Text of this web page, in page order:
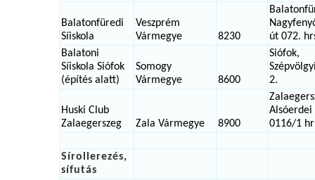
Balatonfüredi
Síiskola
Veszprém
Vármegye
8230
út 072.
Balatoni
Síiskola Siófok
(építés alatt)
Somogy
Vármegye
8600
Siófok,
2.
Huski Club
Zalaegerszeg
Zala Vármegye 8900
Alsóerdei
0116/1
Sírollerezés,
sífutás